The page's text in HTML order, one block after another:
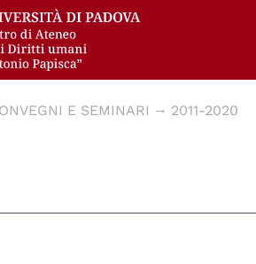
E SEMINARI 2011-2020